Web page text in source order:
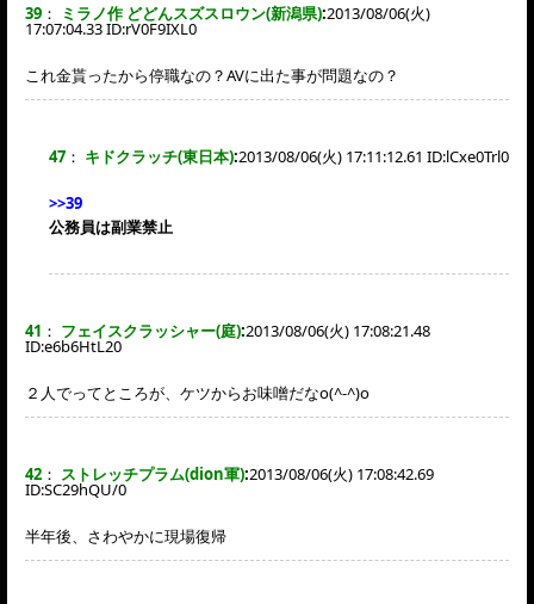
39 ： ミラノ作 どどんスズスロウン(新潟県):2013/08/06(火)
17:07:04.33 ID:rV0F9IXL0
これ金貰ったから停職なの？AVに出た事が問題なの？
47 ： キドクラッチ(東日本):2013/08/06(火) 17:11:12.61 ID:lCxe0Trl0
>>39
公務員は副業禁止
41 ： フェイスクラッシャー(庭):2013/08/06(火) 17:08:21.48
ID:e6b6HtL20
２人でってところが、ケツからお味噌だなo(^-^)o
42 ： ストレッチプラム(dion軍):2013/08/06(火) 17:08:42.69
ID:SC29hQU/0
半年後、さわやかに現場復帰